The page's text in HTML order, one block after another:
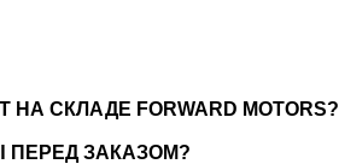
СКЛАДЕ FORWARD MOTORS?
ЗАКАЗОМ?